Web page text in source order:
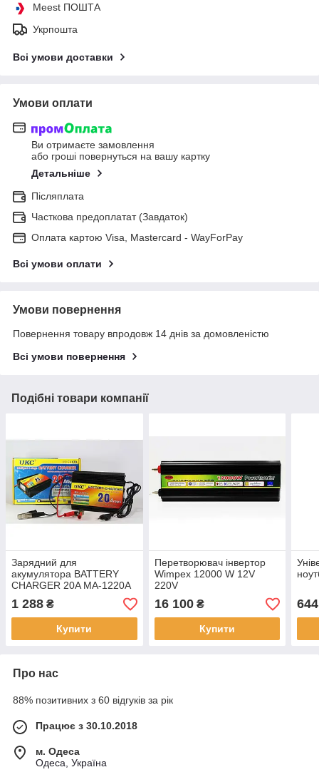
Meest ПОШТА
Укрпошта
Всі умови доставки
Умови оплати
Ви отримаєте замовлення
або гроші повернуться на вашу картку
Детальніше
Післяплата
Часткова предоплатат (Завдаток)
Оплата картою Visa, Mastercard - WayForPay
Всі умови оплати
Умови повернення
Повернення товару впродовж 14 днів за домовленістю
Всі умови повернення
Подібні товари компанії
Зарядний для
акумулятора BATTERY
CHARGER 20A MA-1220A
пристрій-автомат інвертор
1 288 ₴
Купити
Перетворювач інвертор
Wimpex 12000 W 12V
220V
16 100₴
Купити
644
Про нас
88% позитивних з 60 відгуків за рік
Працює з 30.10.2018
м. Одеса
Одеса, Україна